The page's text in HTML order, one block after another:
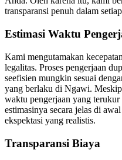
transparansi penuh dalam
Estimasi Waktu
Kami mengutamakan
legalitas. Proses pengerjaan
seefisien mungkin sesuai
yang berlaku di Ngawi.
waktu pengerjaan yang
estimasinya secara jelas di
ekspektasi yang realistis.
Transparansi Biaya